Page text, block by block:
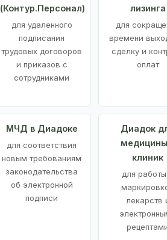
(Контур.Персонал)
для удаленного
подписания
трудовых договоров
и приказов с
сотрудниками
лизинга
для
времени
сделку и
оплат
МЧД в Диадоке
для соответствия
новым требованиям
законодательства
об электронной
подписи
Диадок
клиник
для
лекарств